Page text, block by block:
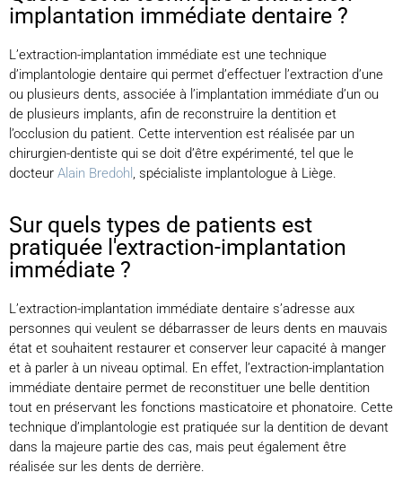
implantation immédiate dentaire ?
L’extraction-implantation immédiate est une technique
d’implantologie dentaire qui permet d’effectuer l’extraction d’une
ou plusieurs dents, associée à l’implantation immédiate d’un ou
de plusieurs implants, afin de reconstruire la dentition et
l’occlusion du patient. Cette intervention est réalisée par un
chirurgien-dentiste qui se doit d’être expérimenté, tel que le
docteur Alain Bredohl , spécialiste implantologue à Liège.
Sur quels types de patients est
pratiquée l'extraction-implantation
immédiate ?
L’extraction-implantation immédiate dentaire s’adresse aux
personnes qui veulent se débarrasser de leurs dents en mauvais
état et souhaitent restaurer et conserver leur capacité à manger
et à parler à un niveau optimal. En effet, l’extraction-implantation
immédiate dentaire permet de reconstituer une belle dentition
tout en préservant les fonctions masticatoire et phonatoire. Cette
technique d’implantologie est pratiquée sur la dentition de devant
dans la majeure partie des cas, mais peut également être
réalisée sur les dents de derrière.